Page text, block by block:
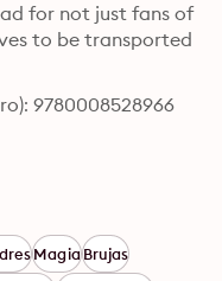
for not just fans of
to be transported
9780008528966
MagiaBrujas